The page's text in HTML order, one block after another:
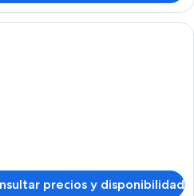
Una cama bien hecha con sábanas
precios y disponibilidad